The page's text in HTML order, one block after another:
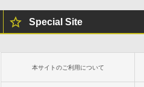
Special Site
本サイトのご利用について